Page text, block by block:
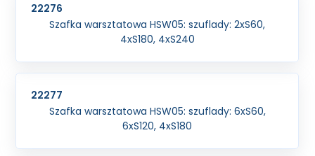
22276
Szafka warsztatowa HSW05: szuflady: 2xS60,
4xS180, 4xS240
22277
Szafka warsztatowa HSW05: szuflady: 6xS60,
6xS120, 4xS180